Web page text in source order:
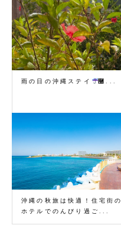
雨の日の沖縄ステイ
࿠...
沖縄の秋旅は快適！住宅街の
ホテルでのんびり過ご...